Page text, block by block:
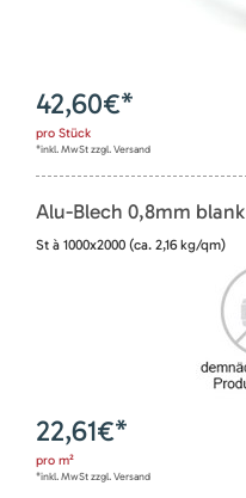
42,60€*
pro Stück
*inkl. MwSt zzgl. Versand
Alu-Blech 0,8mm blank
St à 1000x2000 (ca. 2,16 kg/qm)
22,61€*
pro m²
*inkl. MwSt zzgl. Versand